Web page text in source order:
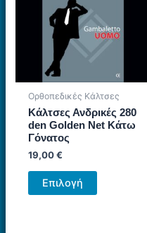
να
σελίδα
του
προϊόντος
Ορθοπεδικές Κάλτσες
Kάλτσες Ανδρικές 280
den Golden Net Κάτω
Γόνατος
19,00€
Επιλογή
Αυτό
το